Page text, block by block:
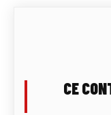
CE